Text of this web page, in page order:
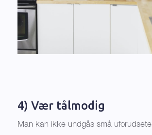
4) Vær tålmodig
Man kan ikke undgås små uforudsete